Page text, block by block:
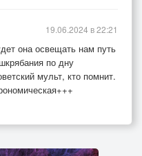
она освещать нам путь
по дну
мульт, кто помнит.
19.06.2024 в 22:21